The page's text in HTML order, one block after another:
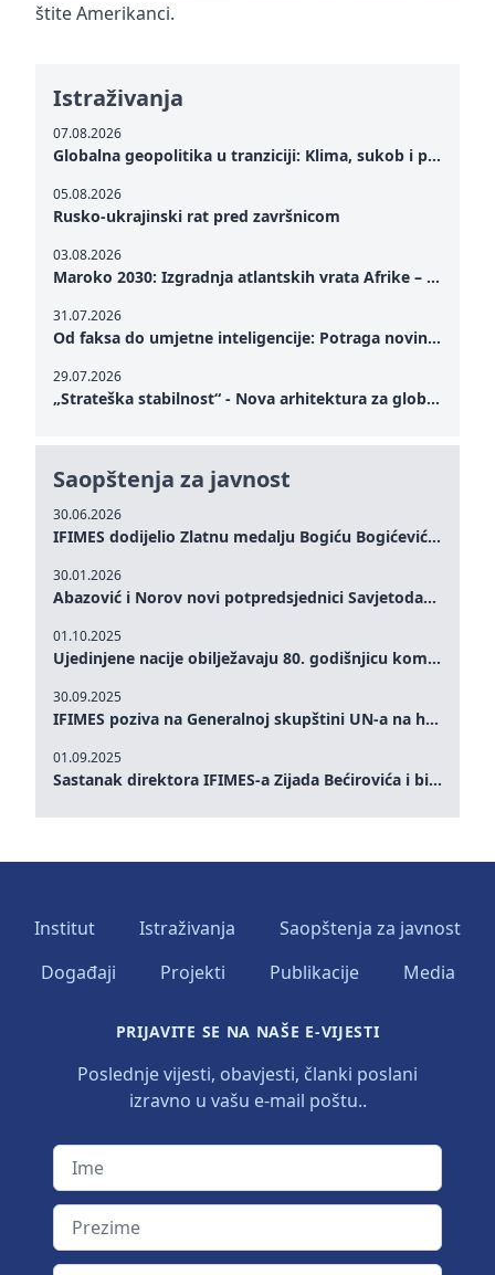
štite Amerikanci.
Saopštenja za javnost
30.06.2026
IFIMES dodijelio Zlatnu medalju Bogiću Bogićeviću za izuzetan doprinos demokratskim vrijednostima i miru
30.01.2026
Abazović i Norov novi potpredsjednici Savjetodavnog odbora IFIMES-a
01.10.2025
Ujedinjene nacije obilježavaju 80. godišnjicu komemoracijom na visokom nivou: Eileen Dong predstavlja IFIMES u oblasti ženskog liderstva, unapređenja mira, pravde, rodne ravnopravnosti i održivog razvoja
30.09.2025
IFIMES poziva na Generalnoj skupštini UN-a na hitna ulaganja u mentalno zdravlje i sisteme njege proširene umjetnom inteligencijom
01.09.2025
Sastanak direktora IFIMES-a Zijada Bećirovića i bivšeg premijera Crne Gore Dritana Abazovića
Istraživanja
07.08.2026
Globalna geopolitika u tranziciji: Klima, sukob i potraga za mirom
05.08.2026
Rusko-ukrajinski rat pred završnicom
03.08.2026
Maroko 2030: Izgradnja atlantskih vrata Afrike – od Tangera u Mediteranu do novog geopolitičkog koridora
31.07.2026
Od faksa do umjetne inteligencije: Potraga novinarstva za istinom u digitalnom dobu
29.07.2026
„Strateška stabilnost“ - Nova arhitektura za globalnu saradnju
Institut Istraživanja
Saopštenja za javnost
Događaji
Projekti Publikacije Media
PRIJAVITE SE NA NAŠE E-VIJESTI
Poslednje vijesti, obavjesti, članki poslani
izravno u vašu e-mail poštu..
Ime
Prezime